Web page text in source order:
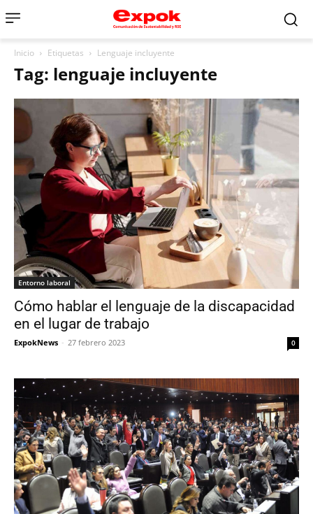
Inicio Etiquetas Lenguaje incluyente
Tag: lenguaje incluyente
Entorno laboral
Cómo hablar el lenguaje de la discapacidad
en el lugar de trabajo
ExpokNews - 27 febrero 2023 0